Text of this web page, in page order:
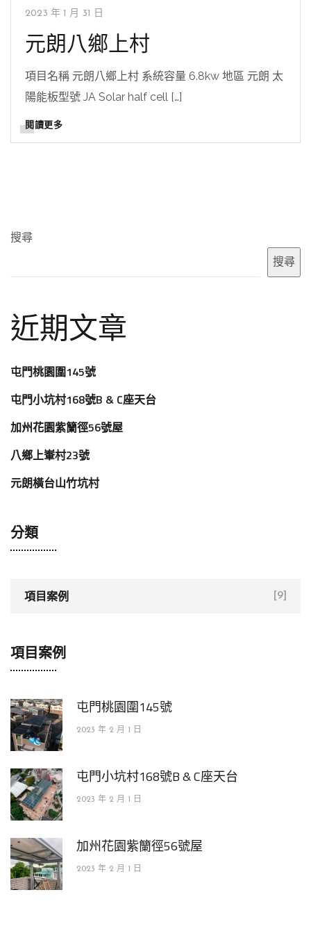
2023 年 1 月 31 日
元朗八鄉上村
項目名稱 元朗八鄉上村 系統容量 6.8kw 地區 元朗 太
陽能板型號 JA Solar half cell […]
閱讀更多
搜尋
搜尋
近期文章
屯門桃園圍145號
屯門小坑村168號B & C座天台
加州花園紫籣徑56號屋
八鄉上輋村23號
元朗橫台山竹坑村
分類
項目案例 [9]
項目案例
屯門桃園圍145號
2023 年 2 月 1 日
屯門小坑村168號B & C座天台
2023 年 2 月 1 日
加州花園紫籣徑56號屋
2023 年 2 月 1 日